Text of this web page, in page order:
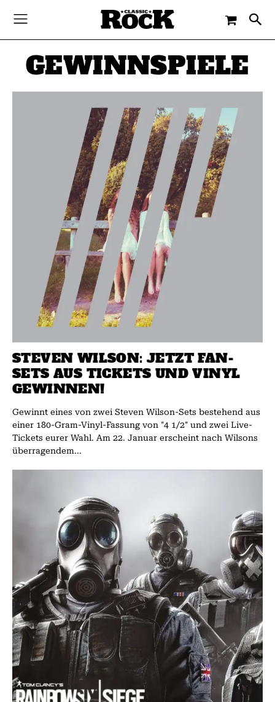
GEWINNSPIELE
STEVEN WILSON: JETZT FAN-
SETS AUS TICKETS UND VINYL
GEWINNEN!
Gewinnt eines von zwei Steven Wilson-Sets bestehend aus
einer 180-Gram-Vinyl-Fassung von "4 1/2" und zwei Live-
Tickets eurer Wahl. Am 22. Januar erscheint nach Wilsons
überragendem...